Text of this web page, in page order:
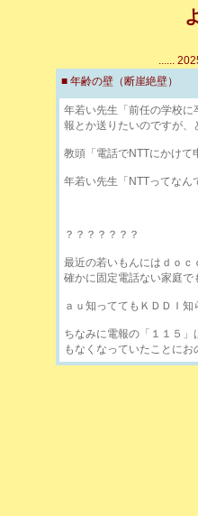
......
■ 年齢の壁（断崖絶壁）
年若い先生「前任の学校
報とか送りたいのですが、
教頭「電話でNTTにかけて
年若い先生「NTTってなん
？？？？？？？
最近の若いもんにはｄｏ
確かに固定電話ない家庭で
ａｕ知っててもＫＤＤＩ
ちなみに電報の「１１５
もなくなっていたことにお